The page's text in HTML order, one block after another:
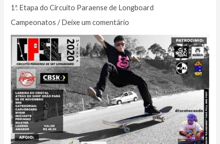
–
Cidade
dos
azulejos
1ª. Etapa do Circuito Paraense de Longboard
Campeonatos /Deixe um comentário